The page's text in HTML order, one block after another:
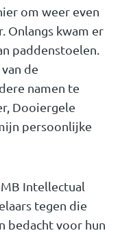
om weer even
Onlangs kwam er
paddenstoelen.
de
namen te
Dooiergele
persoonlijke
Intellectual
tegen die
bedacht voor hun